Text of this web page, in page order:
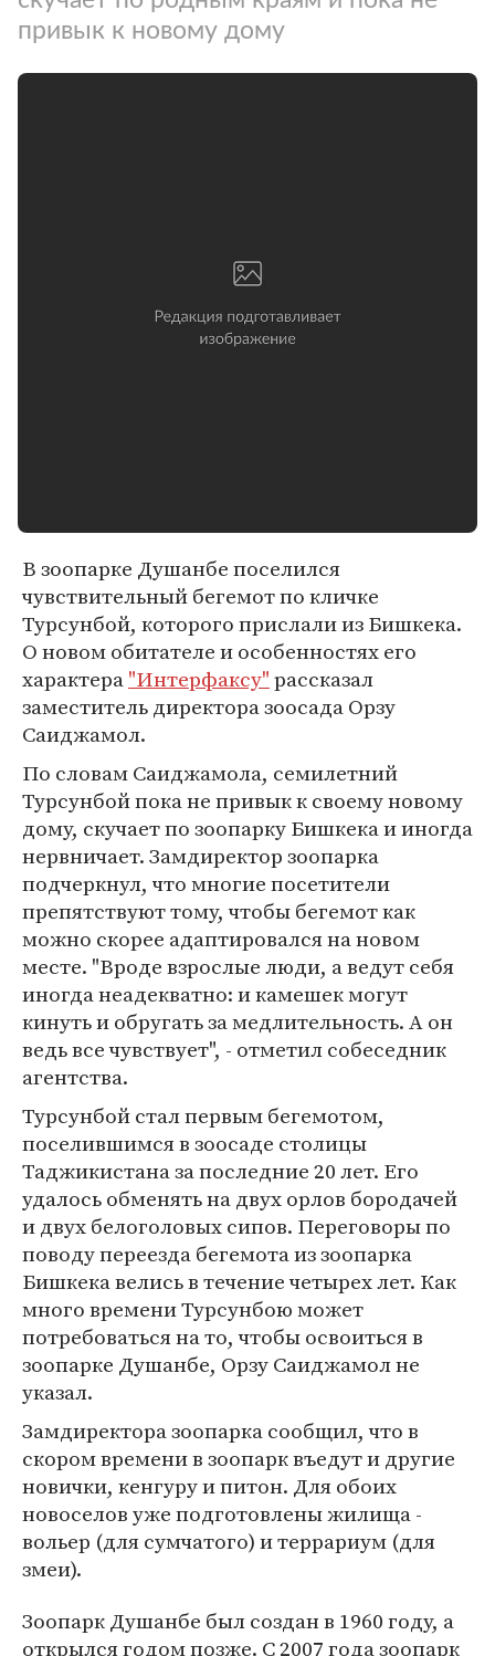
привык к новому дому
В зоопарке Душанбе поселился
чувствительный бегемот по кличке
Турсунбой, которого прислали из Бишкека.
О новом обитателе и особенностях его
характера"Интерфаксу"рассказал
заместитель директора зоосада Орзу
Саиджамол.
По словам Саиджамола, семилетний
Турсунбой пока не привык к своему новому
дому, скучает по зоопарку Бишкека и иногда
нервничает. Замдиректор зоопарка
подчеркнул, что многие посетители
препятствуют тому, чтобы бегемот как
можно скорее адаптировался на новом
месте. "Вроде взрослые люди, а ведут себя
иногда неадекватно: и камешек могут
кинуть и обругать за медлительность. А он
ведь все чувствует", - отметил собеседник
агентства.
Турсунбой стал первым бегемотом,
поселившимся в зоосаде столицы
Таджикистана за последние 20 лет. Его
удалось обменять на двух орлов бородачей
и двух белоголовых сипов. Переговоры по
поводу переезда бегемота из зоопарка
Бишкека велись в течение четырех лет. Как
много времени Турсунбою может
потребоваться на то, чтобы освоиться в
зоопарке Душанбе, Орзу Саиджамол не
указал.
Замдиректора зоопарка сообщил, что в
скором времени в зоопарк въедут и другие
новички, кенгуру и питон. Для обоих
новоселов уже подготовлены жилища -
вольер (для сумчатого) и террариум (для
змеи).
Зоопарк Душанбе был создан в 1960 году, а
открылся годом позже. С 2007 года зоопарк